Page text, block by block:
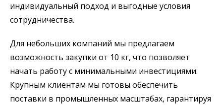
индивидуальный подход и выгодные условия
сотрудничества.
Для небольших компаний мы предлагаем
возможность закупки от 10 кг, что позволяет
начать работу с минимальными инвестициями.
Крупным клиентам мы готовы обеспечить
поставки в промышленных масштабах, гарантируя